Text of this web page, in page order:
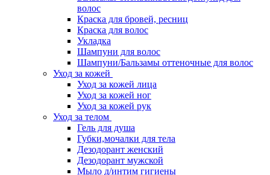
волос
Краска для бровей, ресниц
Краска для волос
Укладка
Шампуни для волос
Шампуни/Бальзамы оттеночные для волос
Уход за кожей
Уход за кожей лица
Уход за кожей ног
Уход за кожей рук
Уход за телом
Гель для душа
Губки,мочалки для тела
Дезодорант женский
Дезодорант мужской
Мыло д/интим гигиены